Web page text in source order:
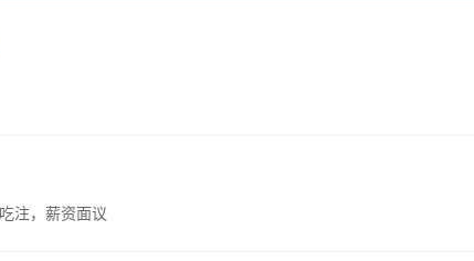
注，薪资面议